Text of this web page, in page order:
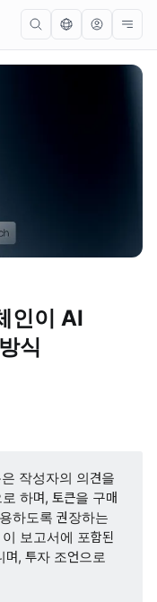
인이 AI
식
작성자의 의견을
하며, 토큰을 구매
하도록 권장하는
보고서에 포함된
, 투자 조언으로